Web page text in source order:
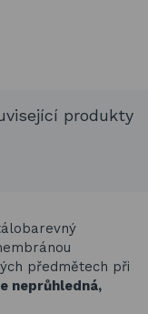
produkty
předmětech při
neprůhledná,